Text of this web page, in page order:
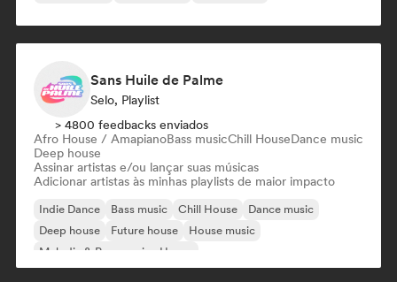
Sans Huile de Palme
Selo, Playlist
> 4800 feedbacks enviados
Afro House / AmapianoBass musicChill HouseDance music
Deep house
Assinar artistas e/ou lançar suas músicas
Adicionar artistas às minhas playlists de maior impacto
Indie Dance Bass music Chill House
Dance music
Deep house
Future house
House music
Melodic & Progressive House